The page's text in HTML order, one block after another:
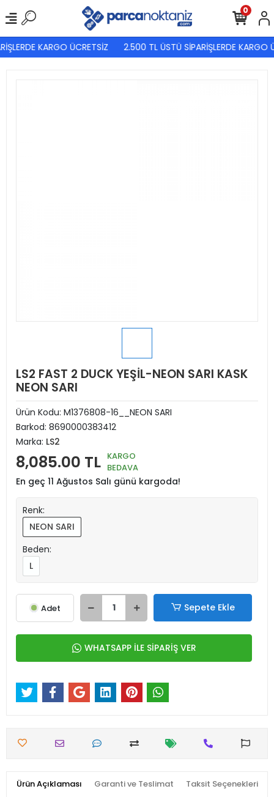
KARGO ÜCRETSİZ 2.500 TL ÜSTÜ SİPARİŞLERDE KARGO
0
LS2 FAST 2 DUCK YEŞİL-NEON SARI KASK
NEON SARI
Ürün Kodu: M1376808-16__NEON SARI
Barkod: 8690000383412
Marka: LS2
8,085.00 TL KARGO
BEDAVA
En geç 11 Ağustos Salı günü kargoda!
Renk:
NEON SARI
Beden:
L
Adet Sepete Ekle
WHATSAPP İLE SİPARİŞ VER
Ürün Açıklaması Garanti ve Teslimat Taksit Seçenekleri